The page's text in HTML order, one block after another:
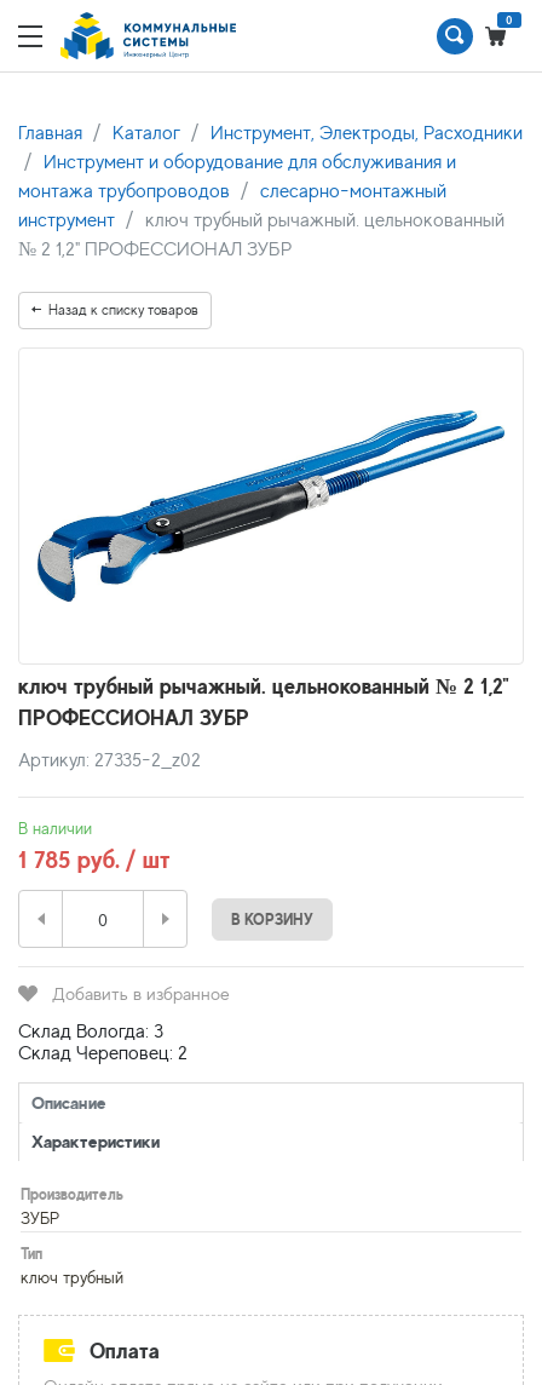
0
Главная Каталог
Инструмент, Электроды, Расходники
Инструмент и оборудование для обслуживания и
монтажа трубопроводов
слесарно-монтажный
инструмент
ключ трубный рычажный. цельнокованный
№ 2 1,2" ПРОФЕССИОНАЛ ЗУБР
Назад к списку товаров
ключ трубный рычажный. цельнокованный № 2 1,2"
ПРОФЕССИОНАЛ ЗУБР
Артикул: 27335-2_z02
В наличии
1 785 руб. / шт
В КОРЗИНУ
Добавить в избранное
Склад Вологда: 3
Склад Череповец: 2
Описание
Характеристики
Производитель
ЗУБР
Тип
ключ трубный
Оплата